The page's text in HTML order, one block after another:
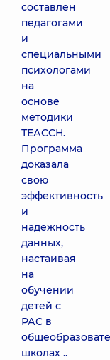
составлен
педагогами
и
специальными
психологами
на
основе
методики
ТЕАССН.
Программа
доказала
свою
эффективность
и
надежность
данных,
настаивая
на
обучении
детей с
РАС в
школах ..